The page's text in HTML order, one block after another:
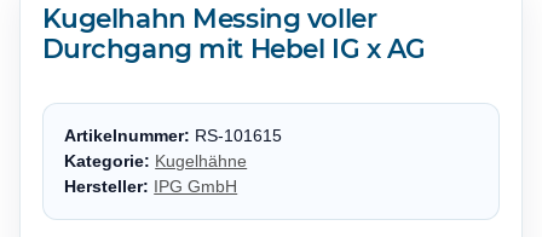
Kugelhahn Messing voller
Durchgang mit Hebel IG x AG
Artikelnummer: RS-101615
Kategorie: Kugelhähne
Hersteller: IPG GmbH